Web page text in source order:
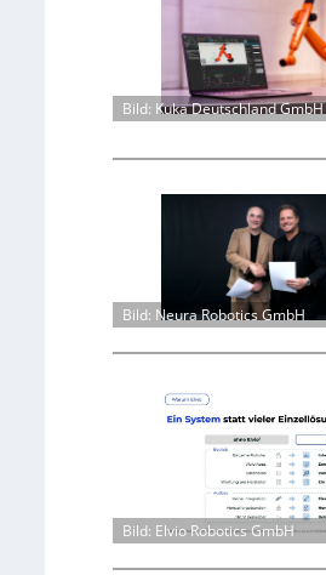
Bild: Kuka Deutschland GmbH
Bild: Neura Robotics GmbH
Bild: Elvio Robotics GmbH